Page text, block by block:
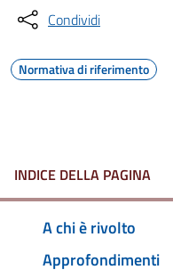
Condividi
Normativa di riferimento
INDICE DELLA PAGINA
A chi è rivolto
Approfondimenti